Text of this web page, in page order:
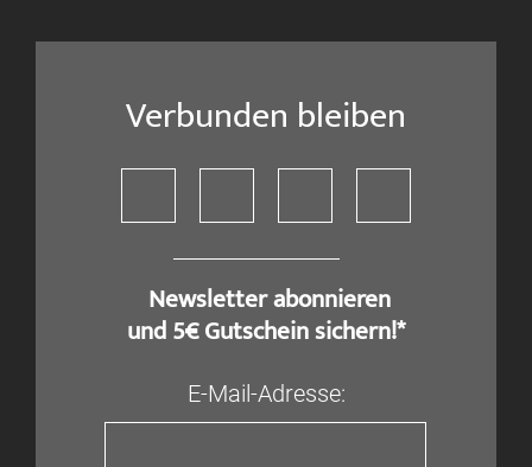
Verbunden bleiben
​ Newsletter abonnieren
und 5€ Gutschein sichern!*
E-Mail-Adresse: